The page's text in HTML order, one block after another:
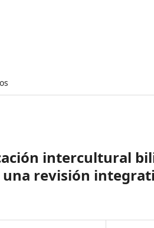
intercultural
revisión